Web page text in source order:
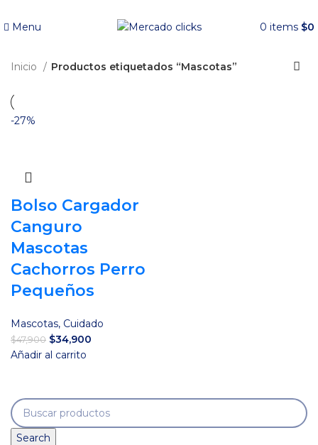
Menu
0 items $0
Search
Inicio Productos etiquetados “Mascotas”
-27%
Bolso Cargador
Canguro
Mascotas
Cachorros Perro
Pequeños
Mascotas, Cuidado
$47,900 El
precio
$47,900.
$34,900
$34,900.
Añadir al carrito